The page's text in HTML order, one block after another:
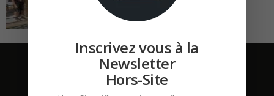
Inscrivez vous à la
Newsletter
Hors-Site